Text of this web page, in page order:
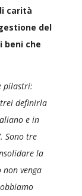
carità
del
beni che
pilastri:
definirla
e in
Sono tre
la
venga